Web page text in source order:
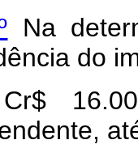
Na
do